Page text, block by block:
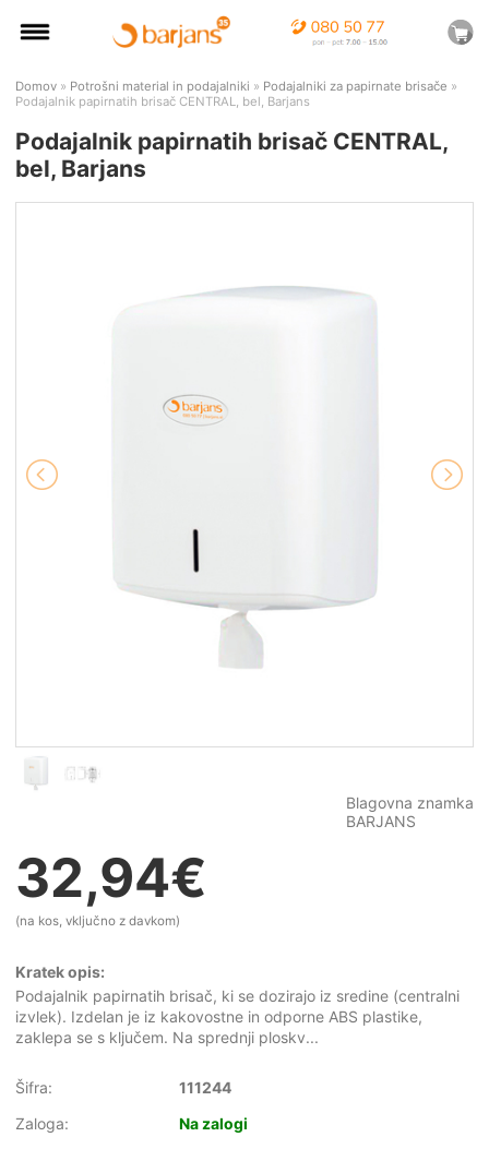
Domov » Potrošni material in podajalniki » Podajalniki za papirnate brisače »
Podajalnik papirnatih brisač CENTRAL, bel, Barjans
Podajalnik papirnatih brisač CENTRAL,
bel, Barjans
Blagovna znamka
BARJANS
32,94€
(na kos, vključno z davkom)
Kratek opis:
Podajalnik papirnatih brisač, ki se dozirajo iz sredine (centralni
izvlek). Izdelan je iz kakovostne in odporne ABS plastike,
zaklepa se s ključem. Na sprednji ploskv...
Šifra:
111244
Zaloga:
Na zalogi